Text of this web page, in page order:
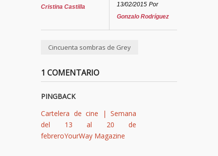
Cristina Castilla 13/02/2015 Por
Gonzalo Rodríguez
Cincuenta sombras de Grey
1 COMENTARIO
PINGBACK
Cartelera de cine | Semana
del 13 al 20 de
febreroYourWay Magazine